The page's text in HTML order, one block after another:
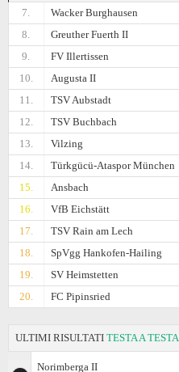
7.
Wacker Burghausen
8.
Greuther Fuerth II
9.
FV Illertissen
10.
Augusta II
11.
TSV Aubstadt
12.
TSV Buchbach
13.
Vilzing
14.
Türkgücü-Ataspor München
15.
Ansbach
16.
VfB Eichstätt
17.
TSV Rain am Lech
18.
SpVgg Hankofen-Hailing
19.
SV Heimstetten
20.
FC Pipinsried
ULTIMI RISULTATI TESTA A TESTA
Norimberga II